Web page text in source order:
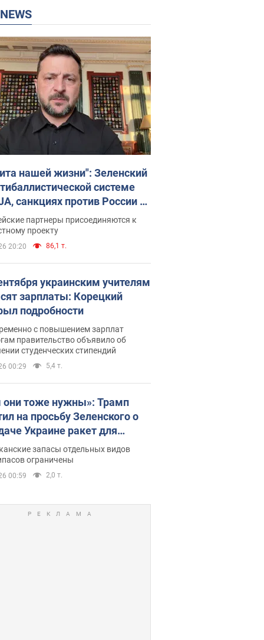
NEWS
нашей жизни": Зеленский
системе
санкциях против России и
аграриев. Видео
партнеры присоединяются к
проекту
20:20 86,1 т.
украинским учителям
зарплаты: Корецкий
подробности
с повышением зарплат
правительство объявило об
студенческих стипендий
00:29 5,4 т.
тоже нужны»: Трамп
на просьбу Зеленского о
Украине ракет для
запасы отдельных видов
ограничены
00:59 2,0 т.